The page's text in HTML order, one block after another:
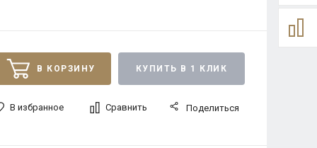
В КОРЗИНУ КУПИТЬ В 1 КЛИК
В избранное Сравнить Поделиться